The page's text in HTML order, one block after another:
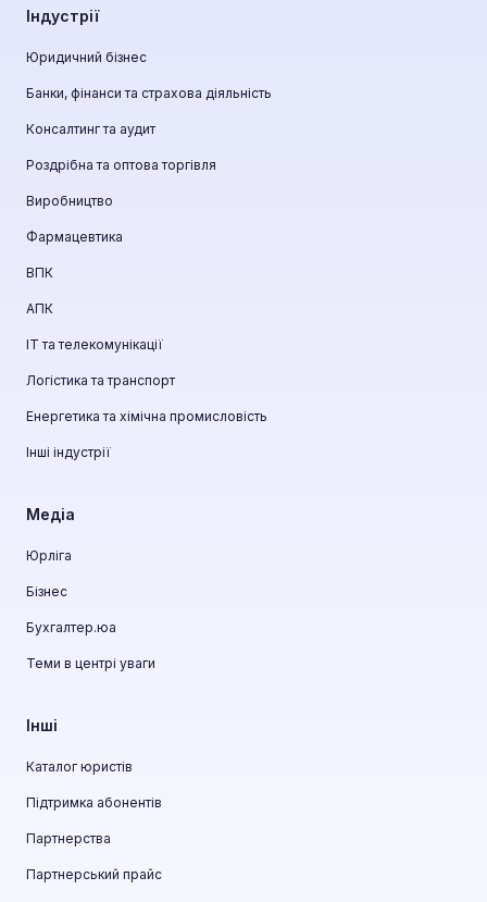
Індустрії
Юридичний бізнес
Банки, фінанси та страхова діяльність
Консалтинг та аудит
Роздрібна та оптова торгівля
Виробництво
Фармацевтика
ВПК
АПК
ІТ та телекомунікації
Логістика та транспорт
Енергетика та хімічна промисловість
Інші індустрії
Медіа
Юрліга
Бізнес
Бухгалтер.юа
Теми в центрі уваги
Інші
Каталог юристів
Підтримка абонентів
Партнерства
Партнерський прайс